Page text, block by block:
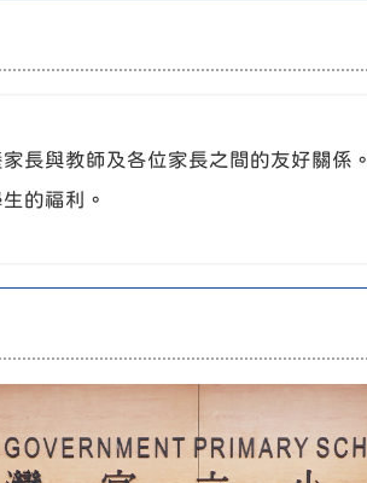
長與教師及各位家長之間的友好關係。
的福利。